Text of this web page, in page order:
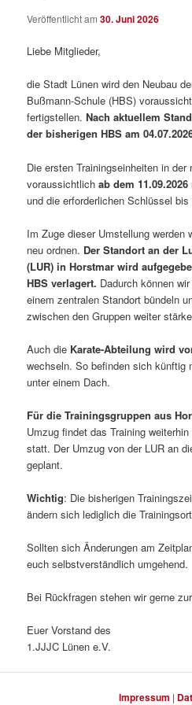
Veröffentlicht am30. Juni 2026
Liebe Mitglieder,
die Stadt Lünen wird den Neubau
Bußmann-Schule (HBS)
fertigstellen.Nach aktuellem
der bisherigen HBS am
Die ersten Trainingseinheiten in der
voraussichtlichab dem 11.09.2026
und die erforderlichen Schlüssel bis
Im Zuge dieser Umstellung werden
neu ordnen. Der Standort an der
(LUR) in Horstmar wird
HBS verlagert. Dadurch können
einem zentralen Standort bündeln
zwischen den Gruppen weiter
Auch die Karate-Abteilung wird
wechseln. So befinden sich künftig
unter einem Dach.
Für die Trainingsgruppen aus
Umzug findet das Training
statt. Der Umzug von der LUR an
geplant.
Wichtig: Die bisherigen
ändern sich lediglich die
Sollten sich Änderungen am
euch selbstverständlich umgehend.
Bei Rückfragen stehen wir gerne
Euer Vorstand des
1.JJJC Lünen e.V.
Impressum |